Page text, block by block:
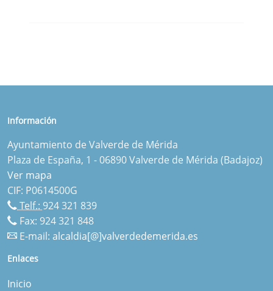
Información
Ayuntamiento de Valverde de Mérida
Plaza de España, 1 - 06890 Valverde de Mérida (Badajoz)
Ver mapa
CIF: P0614500G
Telf.: 924 321 839
Fax: 924 321 848
E-mail: alcaldia[@]valverdedemerida.es
Enlaces
Inicio